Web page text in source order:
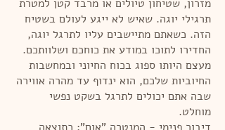
מזרון, שטיחון טיולים או מרבד קטן למטרת
תרגילי יוגה. שאיש לא ייגע לעולם בשטיח
הזה. כשאתם מתיישבים עליו לתרגל יוגה,
החדירו לתוכו במודע את כוחכם ושלוותכם.
מעצם היותו ספוג בכוח החיוני ובמחשבות
החיוביות שלכם, הוא ינדוף עד מהרה אווירה
שבה אתם יכולים לתרגל בשקט נפשי
מוחלט.